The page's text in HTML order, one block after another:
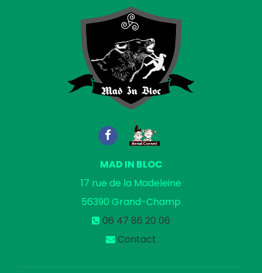
MAD IN BLOC
17 rue de la Madeleine
56390 Grand-Champ
06 47 86 20 06
Contact